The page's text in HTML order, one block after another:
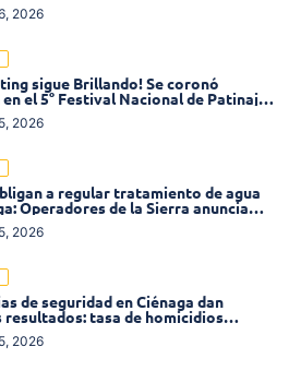
2026
sigue Brillando! Se coronó
el 5° Festival Nacional de Patinaje
Ruedas»
2026
a regular tratamiento de agua
Operadores de la Sierra anuncia
en varios sectores
2026
de seguridad en Ciénaga dan
tasa de homicidios
un 58% en 2026
2026